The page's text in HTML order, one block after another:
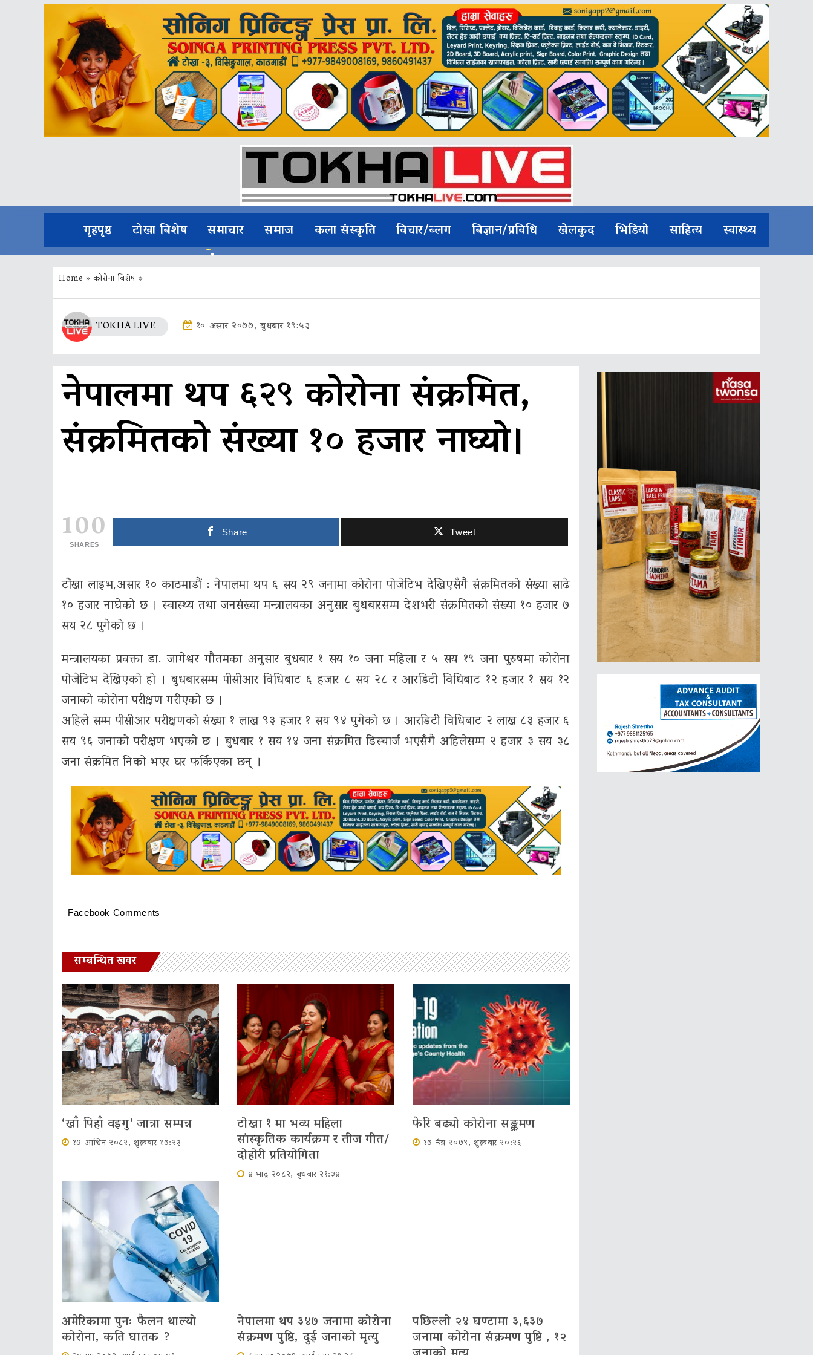
गृहपृष्ठ टोखा बिशेष समाचार समाज कला संस्कृति विचार/ब्लग बिज्ञान/प्रविधि खेलकुद भिडियो साहित्य स्वास्थ्य
Home »कोरोना बिशेष»
TOKHA LIVE १० असार २०७७, बुधबार १९:५३
नेपालमा थप ६२९ कोरोना संक्रमित,
संक्रमितको संख्या १० हजार नाघ्यो।
100
SHARES
Share Tweet
टाेेखा लाइभ,असार १० काठमाडौं : नेपालमा थप ६ सय २९ जनामा कोरोना पोजेटिभ देखिएसँगै संक्रमितको संख्या साढे
१० हजार नाघेको छ । स्वास्थ्य तथा जनसंख्या मन्त्रालयका अनुसार बुधबारसम्म देशभरी संक्रमितको संख्या १० हजार ७
सय २८ पुगेको छ ।
मन्त्रालयका प्रवक्ता डा. जागेश्वर गौतमका अनुसार बुधबार १ सय १० जना महिला र ५ सय १९ जना पुरुषमा कोरोना
पोजेटिभ देखिएको हो । बुधबारसम्म पीसीआर विधिबाट ६ हजार ८ सय २८ र आरडिटी विधिबाट १२ हजार १ सय १२
जनाको कोरोना परीक्षण गरीएको छ ।
अहिले सम्म पीसीआर परीक्षणको संख्या १ लाख ९३ हजार १ सय ९४ पुगेको छ । आरडिटी विधिबाट २ लाख ८३ हजार ६
सय ९६ जनाको परीक्षण भएको छ । बुधबार १ सय १४ जना संक्रमित डिस्चार्ज भएसँगै अहिलेसम्म २ हजार ३ सय ३८
जना संक्रमित निको भएर घर फर्किएका छन् ।
Facebook Comments
सम्बन्धित खवर
‘खाँ पिहाँ वइगु’ जात्रा सम्पन्न
१७ आश्विन २०८२, शुक्रबार १७:२३
टोखा १ मा भव्य महिला
सांस्कृतिक कार्यक्रम र तीज गीत/
दोहोरी प्रतियोगिता
४ भाद्र २०८२, बुधबार २१:३४
फेरि बढ्यो कोरोना सङ्क्रमण
१७ चैत्र २०७९, शुक्रबार २०:२६
अमेरिकामा पुनः फैलन थाल्यो
कोरोना, कति घातक ?
नेपालमा थप ३४७ जनामा कोरोना
संक्रमण पुष्ठि, दुई जनाको मृत्यु
पछिल्लो २४ घण्टामा ३,६३७
जनामा कोरोना संक्रमण पुष्टि , १२